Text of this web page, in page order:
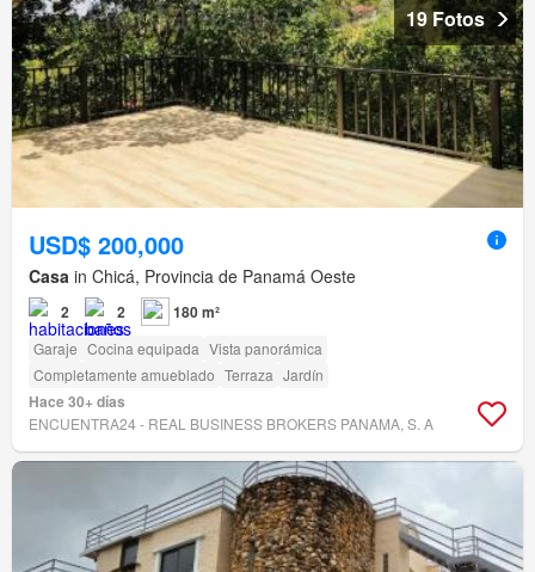
19 Fotos
USD$ 200,000
Casa in Chicá, Provincia de Panamá Oeste
2 2 180 m²
Garaje Cocina equipada Vista panorámica
Completamente amueblado Terraza Jardín
Hace 30+ días
ENCUENTRA24 - REAL BUSINESS BROKERS PANAMA, S. A